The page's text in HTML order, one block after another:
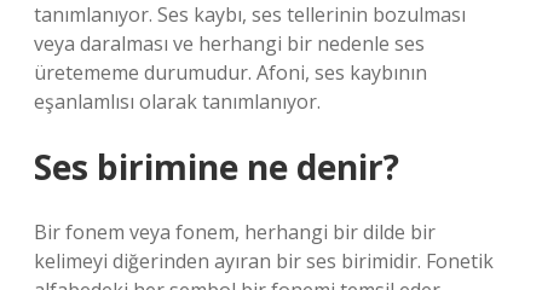
tanımlanıyor. Ses kaybı, ses tellerinin bozulması
veya daralması ve herhangi bir nedenle ses
üretememe durumudur. Afoni, ses kaybının
eşanlamlısı olarak tanımlanıyor.
Ses birimine ne denir?
Bir fonem veya fonem, herhangi bir dilde bir
kelimeyi diğerinden ayıran bir ses birimidir. Fonetik